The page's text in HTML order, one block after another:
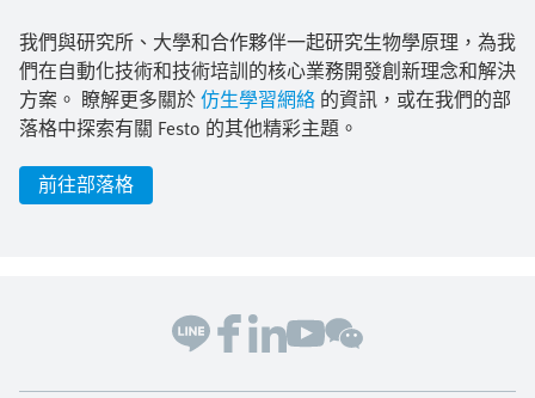
我們與研究所、大學和合作夥伴一起研究生物學原理，為我
們在自動化技術和技術培訓的核心業務開發創新理念和解決
方案。 瞭解更多關於仿生學習網絡 的資訊，或在我們的部
落格中探索有關 Festo 的其他精彩主題。
前往部落格